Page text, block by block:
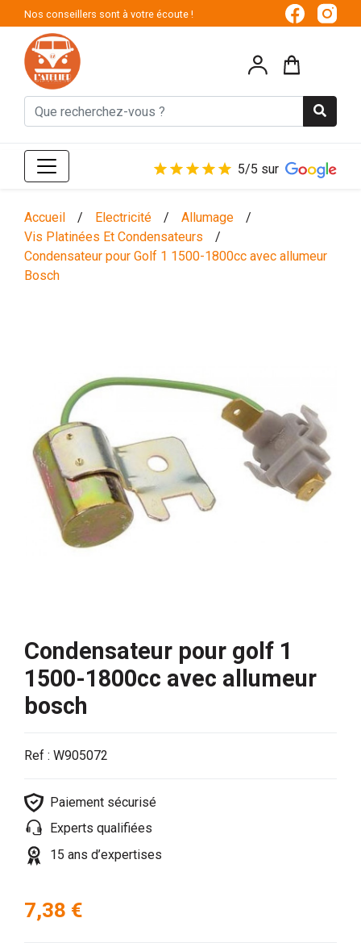
Nos conseillers sont à votre écoute !
5/5 sur
Accueil / Electricité / Allumage
/
Vis Platinées Et Condensateurs
/
Condensateur pour Golf 1 1500-1800cc avec allumeur
Bosch
Condensateur pour golf 1
1500-1800cc avec allumeur
bosch
Ref : W905072
Paiement sécurisé
Experts qualifiées
15 ans d’expertises
7,38 €